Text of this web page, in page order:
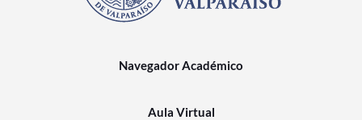
Navegador Académico
Aula Virtual